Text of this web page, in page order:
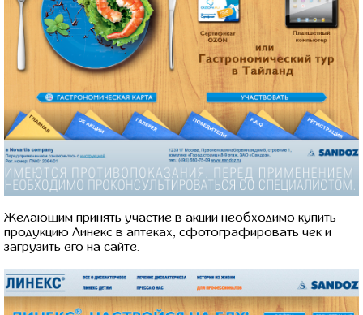
Желающим принять участие в акции необходимо купить
продукцию Линекс в аптеках, сфотографировать чек и
загрузить его на сайте.